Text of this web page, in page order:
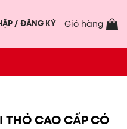
/ ĐĂNG KÝ Giỏ hàng
CAO CẤP CÓ